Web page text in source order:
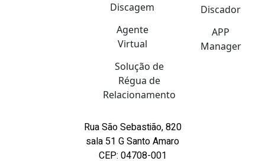
Discagem
Agente
Virtual
Solução de
Régua de
Relacionamento
Discador
APP
Manager
Rua São Sebastião, 820
sala 51 G Santo Amaro
CEP: 04708-001